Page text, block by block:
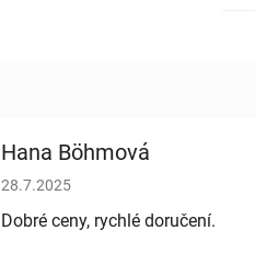
Hana Böhmová
Hodnocení obchodu je 5 z 5
28.7.2025
Dobré ceny, rychlé doručení.